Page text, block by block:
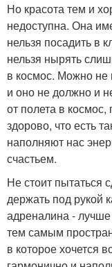
Но красота тем и
недоступна. Она
нельзя посадить в
нельзя нырять
в космос. Можно не
и оно не должно и
от полета в космос,
здорово, что есть
наполняют нас
счастьем.
Не стоит пытаться
держать под рукой
адреналина -
тем самым
в которое хочется